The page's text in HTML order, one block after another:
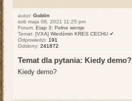
autor: Goblin
sob maja 08, 2021 11:25 pm
Forum: Etap 3: Pełne wersje
Temat: [VXA] Wiedźmin KRES CECHU ✔
Odpowiedzi: 191
Odsłony: 241872
Temat dla pytania: Kiedy demo?
Kiedy demo?